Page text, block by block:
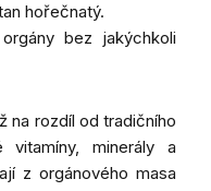
hořečnatý.
bez jakýchkoli
na rozdíl od tradičního
vitamíny, minerály a
z orgánového masa